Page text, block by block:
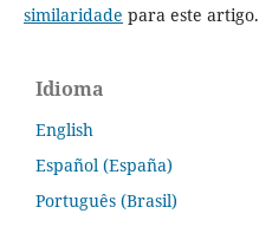
similaridade para este artigo.
Idioma
English
Español (España)
Português (Brasil)